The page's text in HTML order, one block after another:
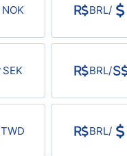
NOK BRL/
SEK BRL/
TWD BRL/